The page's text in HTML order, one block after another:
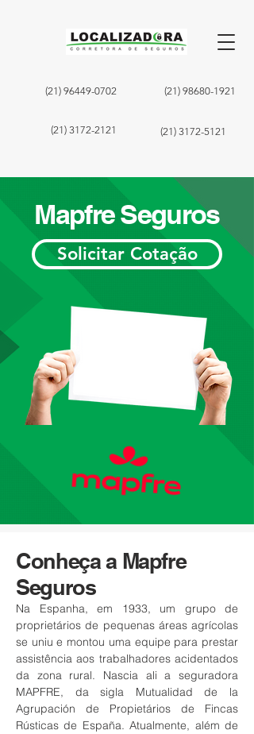
(21) 96449-0702 (21) 98680-1921
(21) 3172-2121 (21) 3172-5121
Mapfre Seguros
Solicitar Cotação
Conheça a Mapfre
Seguros
Na Espanha, em 1933, um grupo de
proprietários de pequenas áreas agrícolas
se uniu e montou uma equipe para prestar
assistência aos trabalhadores acidentados
da zona rural. Nascia ali a seguradora
MAPFRE, da sigla Mutualidad de la
Agrupación de Propietários de Fincas
Rústicas de España. Atualmente, além de